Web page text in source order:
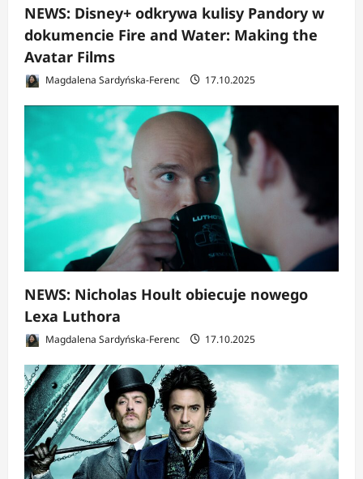
NEWS: Disney+ odkrywa kulisy Pandory w
dokumencie Fire and Water: Making the
Avatar Films
Magdalena Sardyńska-Ferenc 17.10.2025
NEWS: Nicholas Hoult obiecuje nowego
Lexa Luthora
Magdalena Sardyńska-Ferenc 17.10.2025